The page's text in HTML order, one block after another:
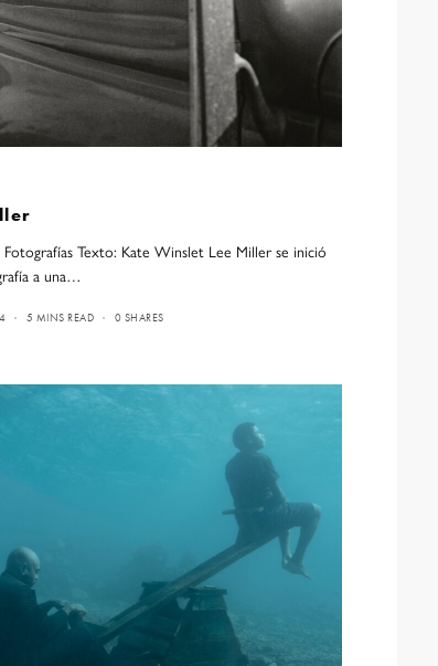
Texto: Kate Winslet Lee Miller se inició
a una…
5 MINS READ 0 SHARES